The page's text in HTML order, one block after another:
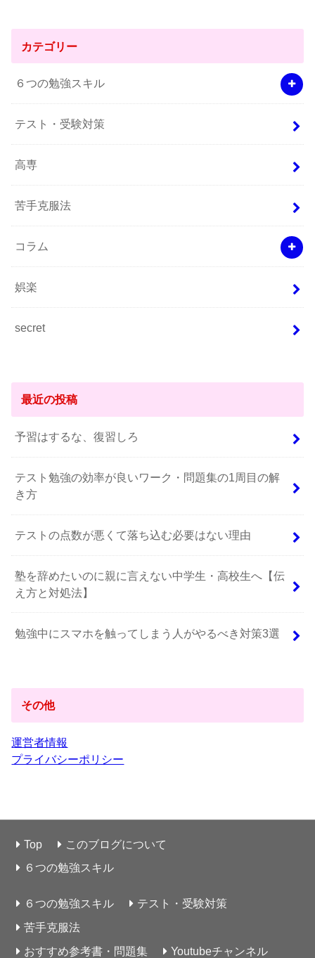
カテゴリー
６つの勉強スキル
テスト・受験対策
高専
苦手克服法
コラム
娯楽
secret
最近の投稿
予習はするな、復習しろ
テスト勉強の効率が良いワーク・問題集の1周目の解
き方
テストの点数が悪くて落ち込む必要はない理由
塾を辞めたいのに親に言えない中学生・高校生へ【伝
え方と対処法】
勉強中にスマホを触ってしまう人がやるべき対策3選
その他
運営者情報
プライバシーポリシー
Top
このブログについて
６つの勉強スキル
６つの勉強スキル
テスト・受験対策
苦手克服法
おすすめ参考書・問題集
Youtubeチャンネル